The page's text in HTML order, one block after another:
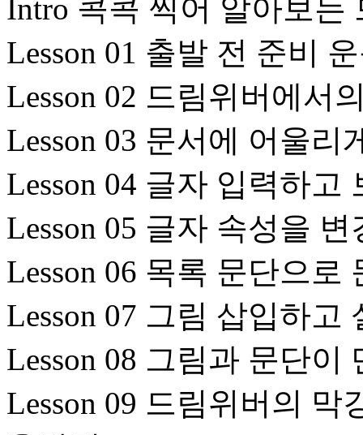
Intro 콕콕 찍어 알아보는
Lesson 01 출발 전 준비
Lesson 02 드림위버에서
Lesson 03 문서에 어울
Lesson 04 글자 입력하
Lesson 05 글자 속성을
Lesson 06 목록 문단으
Lesson 07 그림 삽입하고
Lesson 08 그림과 문단이
Lesson 09 드림위버의